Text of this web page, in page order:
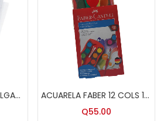
ACETATO IMPERIAL DELGADO CJA. 25 HOJAS
ACUARELA FABER 12 COLS 125023
Q55.00